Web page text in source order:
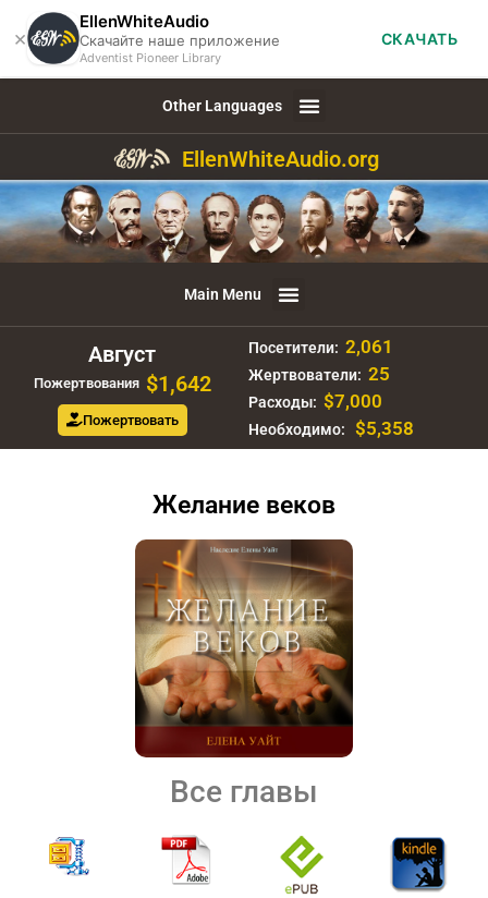
×
EllenWhiteAudio
Скачайте наше приложение
Adventist Pioneer Library
СКАЧАТЬ
Other Languages
EllenWhiteAudio.org
Main Menu
Август
Пожертвования $1,642
Пожертвовать
Посетители: 2,061
Жертвователи: 25
Расходы: $7,000
Необходимо: $5,358
Желание веков
Все главы